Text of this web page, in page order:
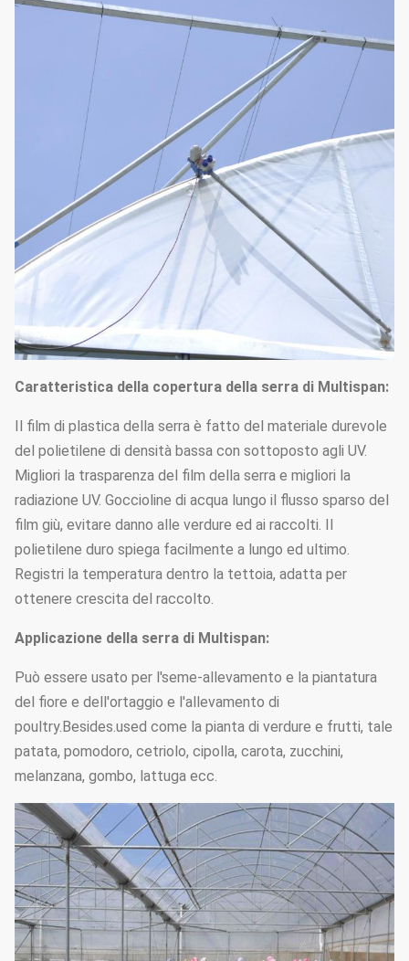
Spazio della colonna
1m/1.5m/2m
(3,28'/4,92'/6,26')
Altezza della parete 1.5m-2.5m (4,92' - 8,2')
Altezza del tetto 3M-4.5m (8,2' - 13,12')
Copertura marziale
micro film plastico 150 o
200
Ventilazione naturale
Sfiati di rotolamento con
comando a motore o
manuali da due lati
Sistemi facoltativi
Sistema di raffreddamento
di Pat&fan; sistema di
ombreggiatura del sistema;
sistema dell'irrigazione a
goccia; sistema di
nebulizzazione; sistema di
illuminazione; sistema
idroponico; piante che
scalano sistema; stuoia
dell'erbaccia; vaso della
pianta; vassoio ecc. del
Caratteristica della copertura della serra di Multispan:
Il film di plastica della serra è fatto del materiale durevole
del polietilene di densità bassa con sottoposto agli UV.
Migliori la trasparenza del film della serra e migliori la
radiazione UV. Goccioline di acqua lungo il flusso sparso del
film giù, evitare danno alle verdure ed ai raccolti. Il
polietilene duro spiega facilmente a lungo ed ultimo.
Registri la temperatura dentro la tettoia, adatta per
ottenere crescita del raccolto.
Applicazione della serra di Multispan:
Può essere usato per l'seme-allevamento e la piantatura
del fiore e dell'ortaggio e l'allevamento di
poultry.Besides.used come la pianta di verdure e frutti, tale
patata, pomodoro, cetriolo, cipolla, carota, zucchini,
melanzana, gombo, lattuga ecc.